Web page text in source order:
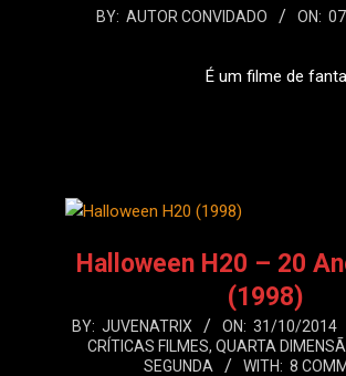
2015-BY: AUTOR CONVIDADO ON:
É um filme de
Halloween H20 – 20
(1998)
2014-
10-
BY: JUVENATRIX ON: 31/10/2014
CRÍTICAS FILMES, QUARTA
SEGUNDA
WITH: 8